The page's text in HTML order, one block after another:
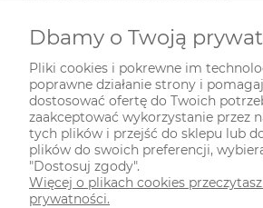
INFORMACJE
ODWIEDŹ NAS NA
Dbamy o Twoją
Pliki cookies i pokrewne im
poprawne działanie strony i
dostosować ofertę do Twoich
zaakceptować wykorzystanie przez
tych plików i przejść do sklepu lub
plików do swoich preferencji,
"Dostosuj zgody".
Więcej o plikach cookies
prywatności.